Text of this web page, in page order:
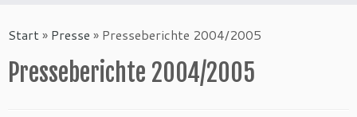
Inhalt
Start» Presse » Presseberichte 2004/2005
Presseberichte 2004/2005